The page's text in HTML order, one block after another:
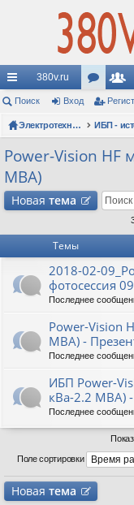
с
ы
лк
и
380v.ru
ор
ум
ол
ьз
ов
ел
Поиск Вход
Электротехнические форумы
Power-Vision HF
МВА)
Новая тема
Темы
2018-02-
фотосессия
Последнее
Power-Vision
МВА) -
Последнее
ИБП Power-
кВа-2.2 МВА) -
Последнее
Поле сортировки
Новая тема